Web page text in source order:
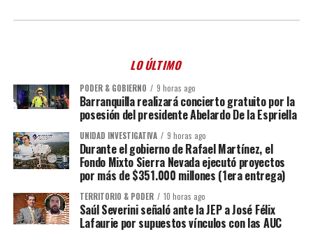
LO ÚLTIMO
PODER & GOBIERNO 9 horas ago
Barranquilla realizará concierto gratuito por la
posesión del presidente Abelardo De la Espriella
UNIDAD INVESTIGATIVA 9 horas ago
Durante el gobierno de Rafael Martínez, el
Fondo Mixto Sierra Nevada ejecutó proyectos
por más de $351.000 millones (1era entrega)
TERRITORIO & PODER 10 horas ago
Saúl Severini señaló ante la JEP a José Félix
Lafaurie por supuestos vínculos con las AUC